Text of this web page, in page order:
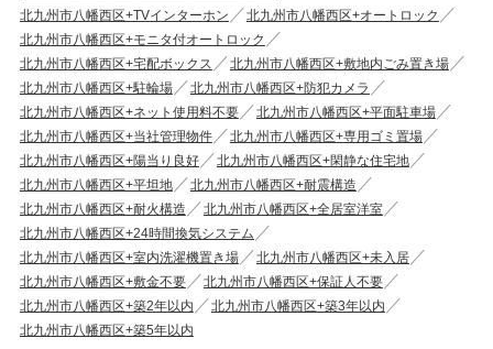
北九州市八幡西区+TVインターホン
北九州市八幡西区+オートロック
北九州市八幡西区+モニタ付オートロック
北九州市八幡西区+宅配ボックス
北九州市八幡西区+敷地内ごみ置き場
北九州市八幡西区+駐輪場
北九州市八幡西区+防犯カメラ
北九州市八幡西区+ネット使用料不要
北九州市八幡西区+平面駐車場
北九州市八幡西区+当社管理物件
北九州市八幡西区+専用ゴミ置場
北九州市八幡西区+陽当り良好
北九州市八幡西区+閑静な住宅地
北九州市八幡西区+平坦地
北九州市八幡西区+耐震構造
北九州市八幡西区+耐火構造
北九州市八幡西区+全居室洋室
北九州市八幡西区+24時間換気システム
北九州市八幡西区+室内洗濯機置き場
北九州市八幡西区+未入居
北九州市八幡西区+敷金不要
北九州市八幡西区+保証人不要
北九州市八幡西区+築2年以内
北九州市八幡西区+築3年以内
北九州市八幡西区+築5年以内